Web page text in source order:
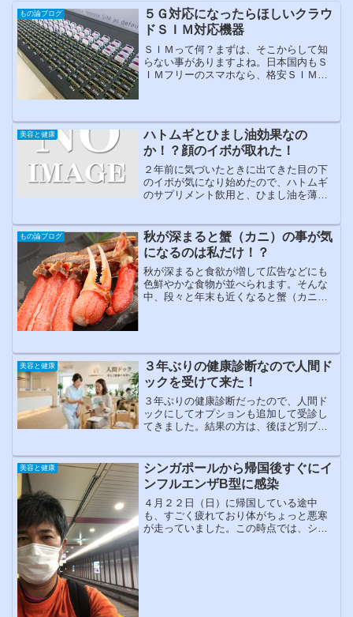
もの論ブログ
５Ｇ対応になったらほしいクラウ
ドＳＩＭ対応機器
ＳＩＭって何？まずは、そこからして知
らない事がありますよね。日本国内もＳ
ＩＭフリーのスマホなら、格安ＳＩＭを
ン・タブレットな...
美容と健康
ハトムギとひまし油効果なの
か！？顔のイボが取れた！
２年前に気づいたときに出てきた目の下
のイボが気になり始めたので、ハトムギ
のサプリメント飲用と、ひまし油を薄く
然取れました。
もの論ブログ
秋が深まると蟹（カニ）の事が気
になるのは私だけ！？
秋が深まると食欲が増して広告などにも
色鮮やかな食物が並べられます。そんな
中、段々と年末も近くなると蟹（カニ）
美容と健康
３年ぶりの健康診断なので人間ド
ックを受けて来た！
３年ぶりの健康診断だったので、人間ド
ックにしてオプションも追加して受診し
てきました。結果の方は、後ほど別ブロ
美容と健康
シンガポールから帰国後すぐにイ
ンフルエンザB型に感染
４月２２日（日）に帰国している途中
も、すごく疲れており体がちょっと悪寒
が走っていました。この時点では、シン